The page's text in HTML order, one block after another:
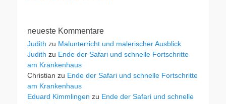
neueste Kommentare
Judith zu Malunterricht und malerischer Ausblick
Judith zu Ende der Safari und schnelle Fortschritte
am Krankenhaus
Christian zu Ende der Safari und schnelle Fortschritte
am Krankenhaus
Eduard Kimmlingen zu Ende der Safari und schnelle